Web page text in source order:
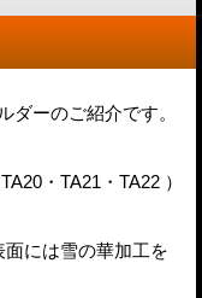
ダーのご紹介です。
・TA21・TA22 ）
には雪の華加工を